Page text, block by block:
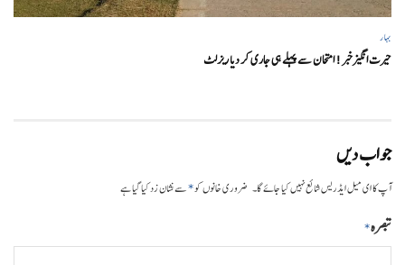
بہار
حیرت انگیزخبر ! امتحان سے پہلے ہی جاری کر دیا ریزلٹ
جواب دیں
آپ کا ای میل ایڈریس شائع نہیں کیا جائے گا۔ ضروری خانوں کو*سے نشان زد کیا گیا ہے
تبصرہ*